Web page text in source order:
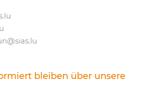
bleiben über unsere